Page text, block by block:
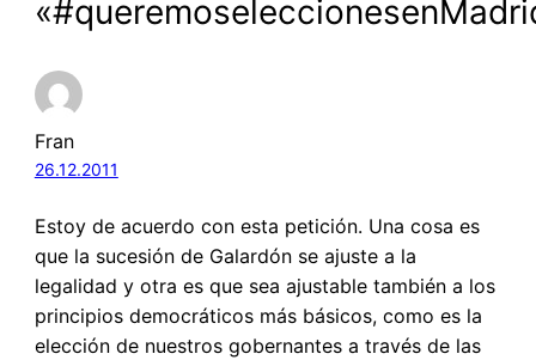
Fran
26.12.2011
Estoy de acuerdo con esta petición. Una cosa es
que la sucesión de Galardón se ajuste a la
legalidad y otra es que sea ajustable también a los
principios democráticos más básicos, como es la
elección de nuestros gobernantes a través de las